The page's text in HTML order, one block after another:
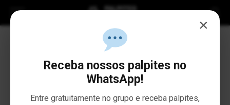
×
Receba nossos palpites no
WhatsApp!
Entre gratuitamente no grupo e receba palpites,